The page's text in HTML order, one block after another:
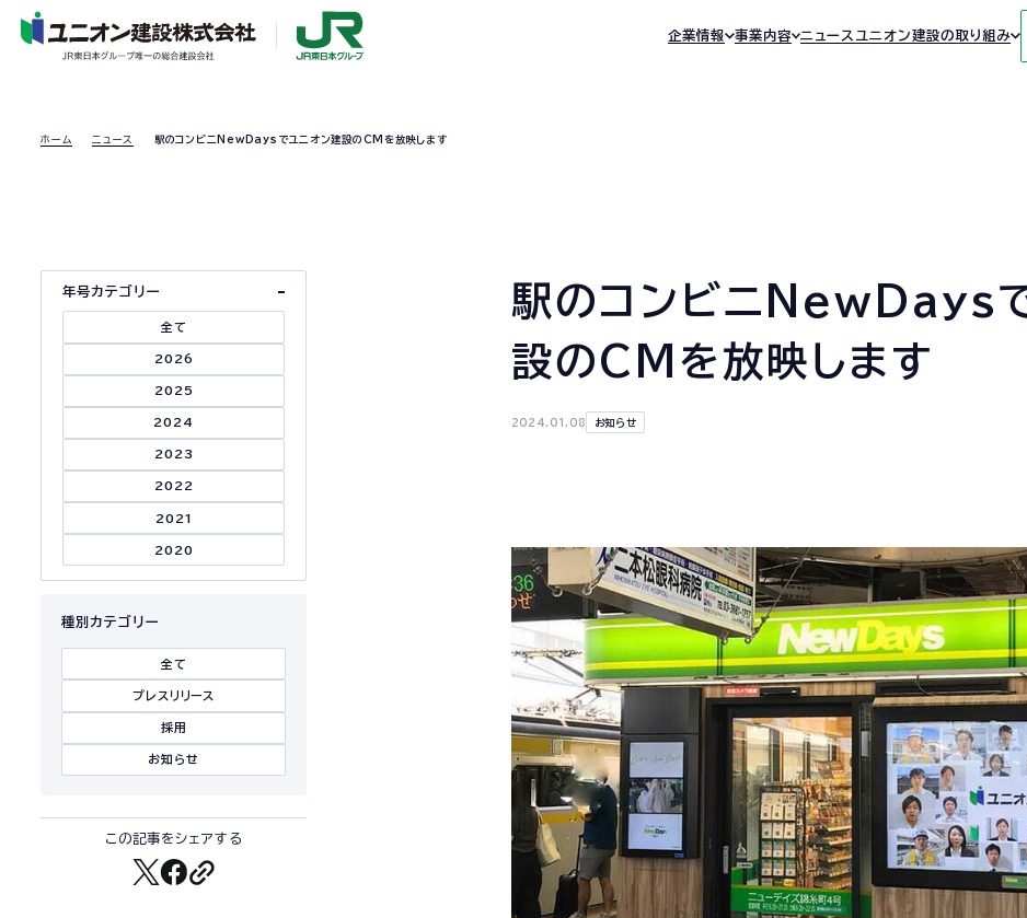
企業情報
企業情報
社長あいさつ
組織図
事業内容
事業内容
ニュース ユニオン建設の取り組み
ユニオン建設の取り組み
サステナビリティ
企業情報
経営情報
事業所一覧
協力会社一覧
事業内容
線路部門
土木部門
建築部門
ホーム ニュース 駅のコンビニNewDaysでユニオン建設のCMを放映します
年号カテゴリー
全て
2026
2025
2024
2023
2022
2021
2020
種別カテゴリー
全て
プレスリリース
採用
お知らせ
この記事をシェアする
駅のコンビニNewDays
設のCMを放映します
2024.01.08 お知らせ